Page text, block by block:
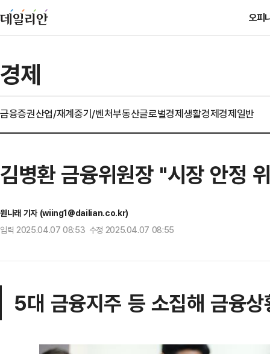
오피
경제
금융증권산업/재계중기/벤처부동산글로벌경제생활경제경제일반
김병환 금융위원장 "시장 안정
원나래 기자 (wiing1@dailian.co.kr)
입력 2025.04.07 08:53 수정 2025.04.07 08:55
5대 금융지주 등 소집해 금융